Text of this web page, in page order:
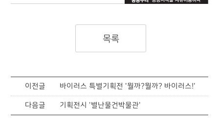
목록
이전글 바이러스 특별기획전 '뭘까?뭘까? 바이러스!'
다음글 기획전시 '별난물건박물관'